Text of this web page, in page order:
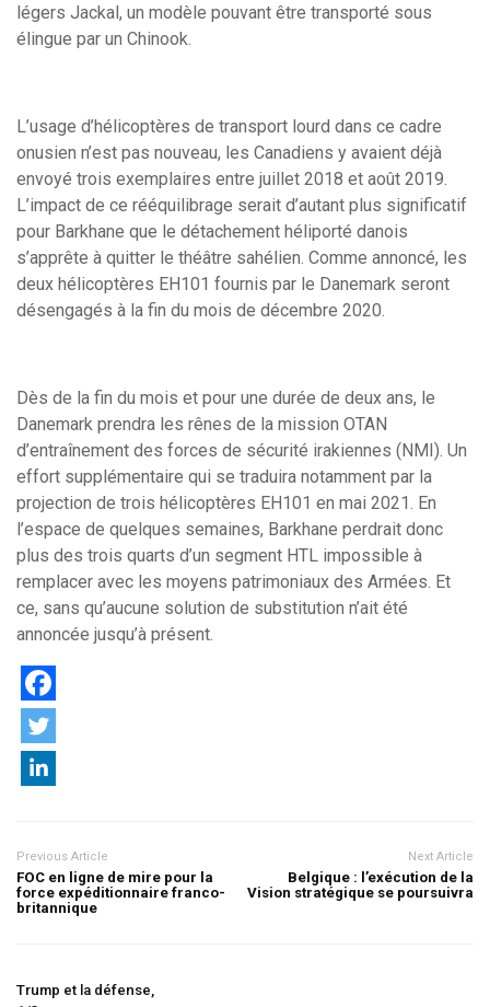
légers Jackal, un modèle pouvant être transporté sous
élingue par un Chinook.
L’usage d’hélicoptères de transport lourd dans ce cadre
onusien n’est pas nouveau, les Canadiens y avaient déjà
envoyé trois exemplaires entre juillet 2018 et août 2019.
L’impact de ce rééquilibrage serait d’autant plus significatif
pour Barkhane que le détachement héliporté danois
s’apprête à quitter le théâtre sahélien. Comme annoncé, les
deux hélicoptères EH101 fournis par le Danemark seront
désengagés à la fin du mois de décembre 2020.
Dès de la fin du mois et pour une durée de deux ans, le
Danemark prendra les rênes de la mission OTAN
d’entraînement des forces de sécurité irakiennes (NMI). Un
effort supplémentaire qui se traduira notamment par la
projection de trois hélicoptères EH101 en mai 2021. En
l’espace de quelques semaines, Barkhane perdrait donc
plus des trois quarts d’un segment HTL impossible à
remplacer avec les moyens patrimoniaux des Armées. Et
ce, sans qu’aucune solution de substitution n’ait été
annoncée jusqu’à présent.
Previous Article
FOC en ligne de mire pour la
force expéditionnaire franco-
britannique
Next Article
Belgique : l’exécution de la
Vision stratégique se poursuivra
Trump et la défense,